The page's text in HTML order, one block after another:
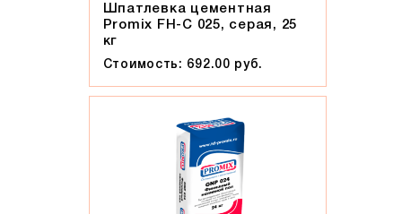
Шпатлевка цементная
Promix FH-C 025, серая, 25
кг
Стоимость: 692.00 руб.